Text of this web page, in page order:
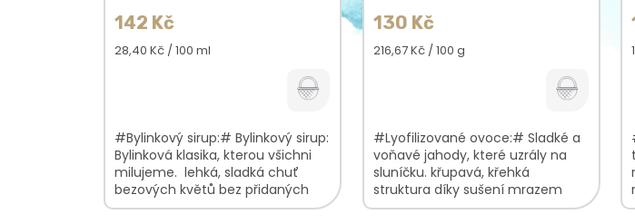
142 Kč
Měrná
28,40 Kč / 100 ml
#Bylinkový sirup:# Bylinkový sirup:
Bylinková klasika, kterou všichni
milujeme. lehká, sladká chuť
bezových květů bez přidaných
konzervantů, umělých sladidel,...
130 Kč
Měrná
216,67 Kč / 100 g
#Lyofilizované ovoce:# Sladké a
voňavé jahody, které uzrály na
sluníčku. křupavá, křehká
struktura díky sušení mrazem
neztratily své vitamíny bez éček